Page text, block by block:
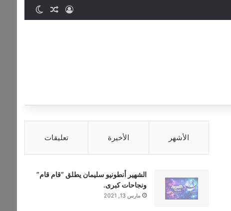
تسجيل الدخول
مقال عشوائي
الأشهر الأخيرة تعليقات
الشهير أنطونيو سليمان يطلق “قام قام”
ونجاحات كبرى.
مارس 13, 2021